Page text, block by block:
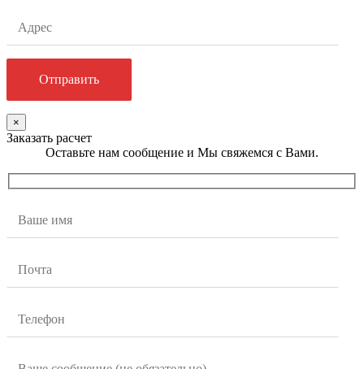
×
Заказать расчет
Оставьте нам сообщение и Мы свяжемся с Вами.